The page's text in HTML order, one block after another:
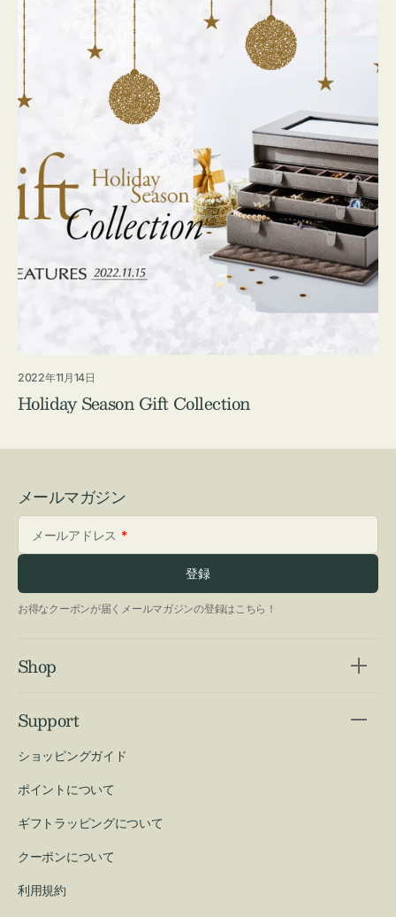
2022年11月14日
Holiday Season Gift Collection
Shop
Support
ショッピングガイド
ポイントについて
ギフトラッピングについて
クーポンについて
利用規約
メールマガジン
メールアドレス
登録
お得なクーポンが届くメールマガジンの登録はこちら！